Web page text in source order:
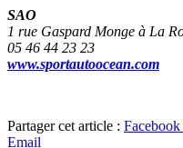
SAO
1 rue Gaspard Monge à La
05 46 44 23 23
www.sportautoocean.com
Partager cet article : Facebook
Email